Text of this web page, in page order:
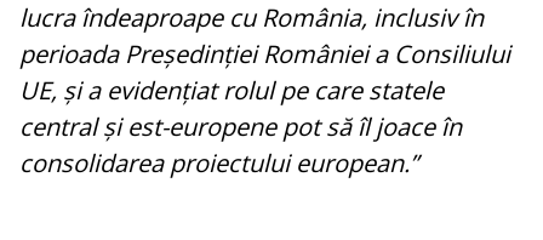
lucra îndeaproape cu România, inclusiv în
perioada Președinției României a Consiliului
UE, și a evidențiat rolul pe care statele
central și est-europene pot să îl joace în
consolidarea proiectului european.”